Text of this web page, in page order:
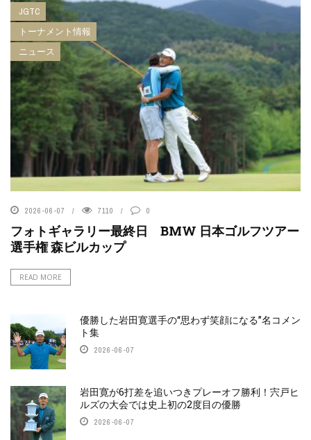
JGTC
トーナメント情報
ニュース
2026-06-07 7110 0
フォトギャラリー最終日 BMW 日本ゴルフツアー
選手権 森ビルカップ
READ MORE
優勝した岩田寛選手の“思わず笑顔になる”名コメン
ト集
2026-06-07
岩田寛が6打差を追いつきプレーオフ勝利！宍戸ヒ
ルズの大会では史上初の2度目の優勝
2026-06-07